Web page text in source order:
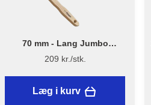
70 mm - Lang Jumbo
Vinkelpensel High Finish 1138
- Flügger
209 kr./stk.
Læg i kurv